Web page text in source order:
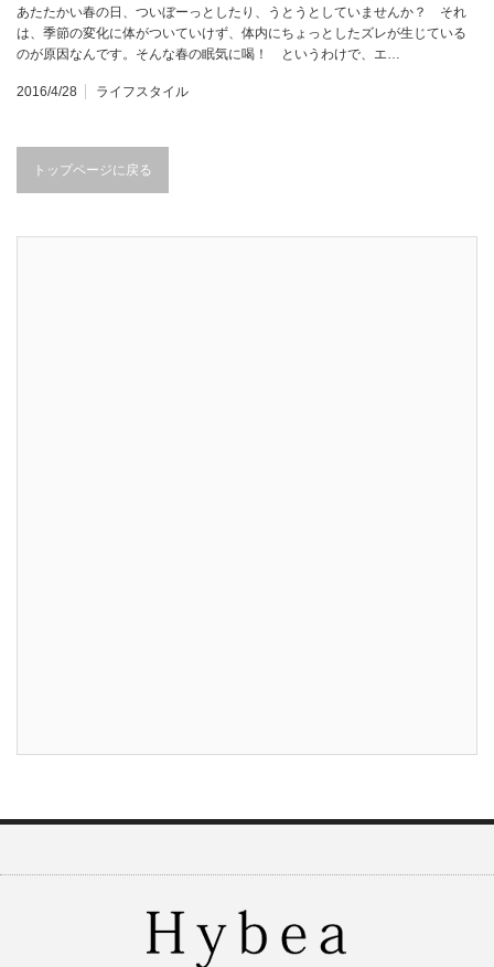
あたたかい春の日、ついぼーっとしたり、うとうとしていませんか？ それ
は、季節の変化に体がついていけず、体内にちょっとしたズレが生じている
のが原因なんです。そんな春の眠気に喝！ というわけで、エ…
2016/4/28 ライフスタイル
トップページに戻る